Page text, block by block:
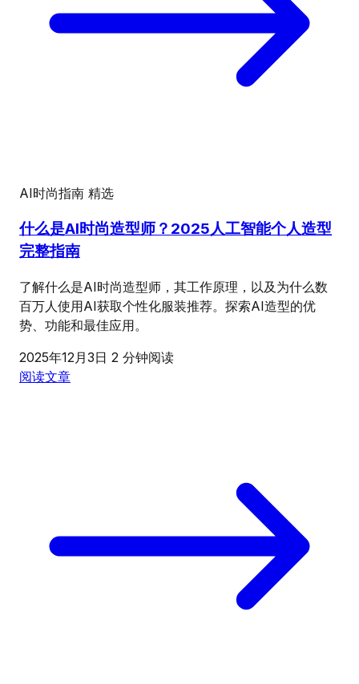
AI时尚指南 精选
什么是AI时尚造型师？2025人工智能个人造型
完整指南
了解什么是AI时尚造型师，其工作原理，以及为什么数
百万人使用AI获取个性化服装推荐。探索AI造型的优
势、功能和最佳应用。
2025年12月3日 2 分钟阅读
阅读文章